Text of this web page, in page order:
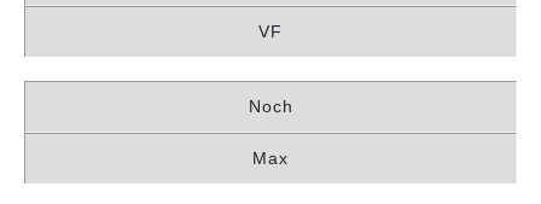
VF
Noch
Max